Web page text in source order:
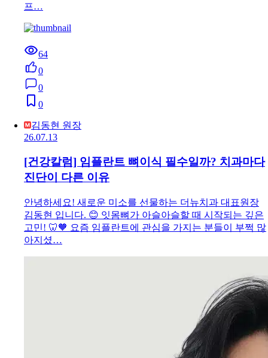
프…
64
0
0
0
김동현 원장
26.07.13
[건강칼럼] 임플란트 뼈이식 필수일까? 치과마다
진단이 다른 이유
안녕하세요! 새로운 미소를 선물하는 더뉴치과 대표원장
김동현 입니다. 😊 잇몸뼈가 아슬아슬할 때 시작되는 깊은
고민! 🦷🧡 요즘 임플란트에 관심을 가지는 분들이 부쩍 많
아지셨…